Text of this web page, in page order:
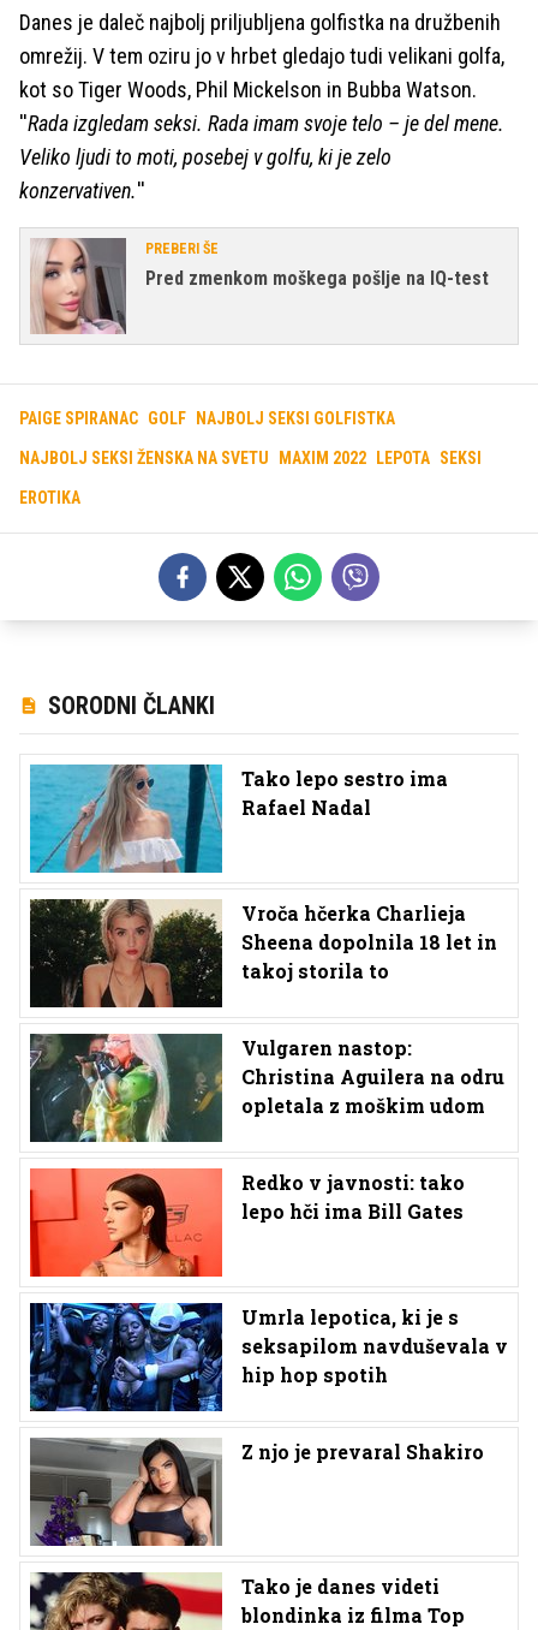
Danes je daleč najbolj priljubljena golfistka na družbenih
omrežij. V tem oziru jo v hrbet gledajo tudi velikani golfa,
kot so Tiger Woods, Phil Mickelson in Bubba Watson.
''Rada izgledam seksi. Rada imam svoje telo – je del mene.
Veliko ljudi to moti, posebej v golfu, ki je zelo
konzervativen.''
PREBERI ŠE
Pred zmenkom moškega pošlje na IQ-test
PAIGE SPIRANAC GOLF NAJBOLJ SEKSI GOLFISTKA
NAJBOLJ SEKSI ŽENSKA NA SVETU MAXIM 2022 LEPOTA SEKSI
EROTIKA
SORODNI ČLANKI
Tako lepo sestro ima
Rafael Nadal
Vroča hčerka Charlieja
Sheena dopolnila 18 let in
takoj storila to
Vulgaren nastop:
Christina Aguilera na odru
opletala z moškim udom
Redko v javnosti: tako
lepo hči ima Bill Gates
Umrla lepotica, ki je s
seksapilom navduševala v
hip hop spotih
Z njo je prevaral Shakiro
Tako je danes videti
blondinka iz filma Top